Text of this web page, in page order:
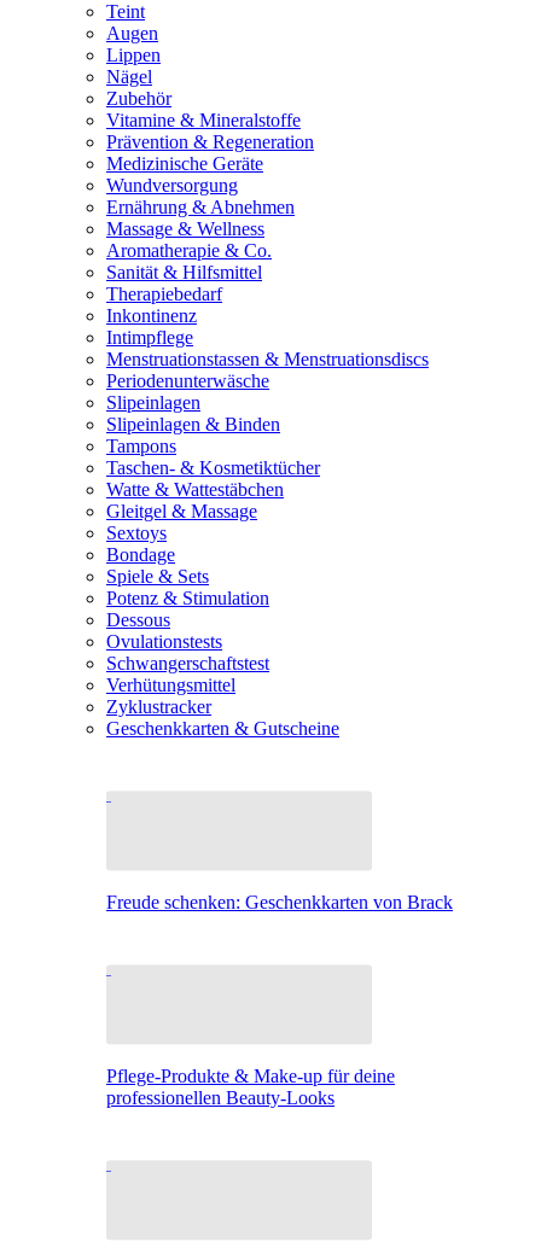
Teint
Augen
Lippen
Nägel
Zubehör
Vitamine & Mineralstoffe
Prävention & Regeneration
Medizinische Geräte
Wundversorgung
Ernährung & Abnehmen
Massage & Wellness
Aromatherapie & Co.
Sanität & Hilfsmittel
Therapiebedarf
Inkontinenz
Intimpflege
Menstruationstassen & Menstruationsdiscs
Periodenunterwäsche
Slipeinlagen
Slipeinlagen & Binden
Tampons
Taschen- & Kosmetiktücher
Watte & Wattestäbchen
Gleitgel & Massage
Sextoys
Bondage
Spiele & Sets
Potenz & Stimulation
Dessous
Ovulationstests
Schwangerschaftstest
Verhütungsmittel
Zyklustracker
Geschenkkarten & Gutscheine
Freude schenken: Geschenkkarten von Brack
Pflege-Produkte & Make-up für deine
professionellen Beauty-Looks